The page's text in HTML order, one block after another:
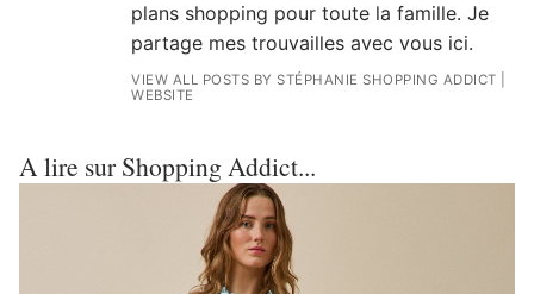
plans shopping pour toute la famille. Je
partage mes trouvailles avec vous ici.
VIEW ALL POSTS BY STÉPHANIE SHOPPING ADDICT
WEBSITE
A lire sur Shopping Addict...